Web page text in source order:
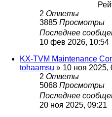
2 Ответы
3885 Просмотры
Последнее
10 фев 2026, 10:54
KX-TVM Maintenance
tohaamsu » 10 ноя 2025,
2 Ответы
5068 Просмотры
Последнее
20 ноя 2025, 09:21